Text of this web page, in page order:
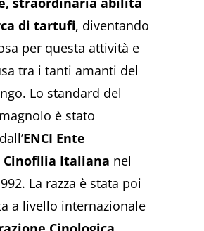
di tartufi, diventando
per questa attività e
tra i tanti amanti del
Lo standard del
è stato
ENCI Ente
Cinofilia Italiana nel
La razza è stata poi
a livello internazionale